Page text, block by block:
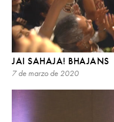
JAI SAHAJA! BHAJANS
7 de marzo de 2020